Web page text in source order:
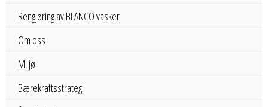
Rengjøring av BLANCO vasker
Om oss
Miljø
Bærekraftsstrategi